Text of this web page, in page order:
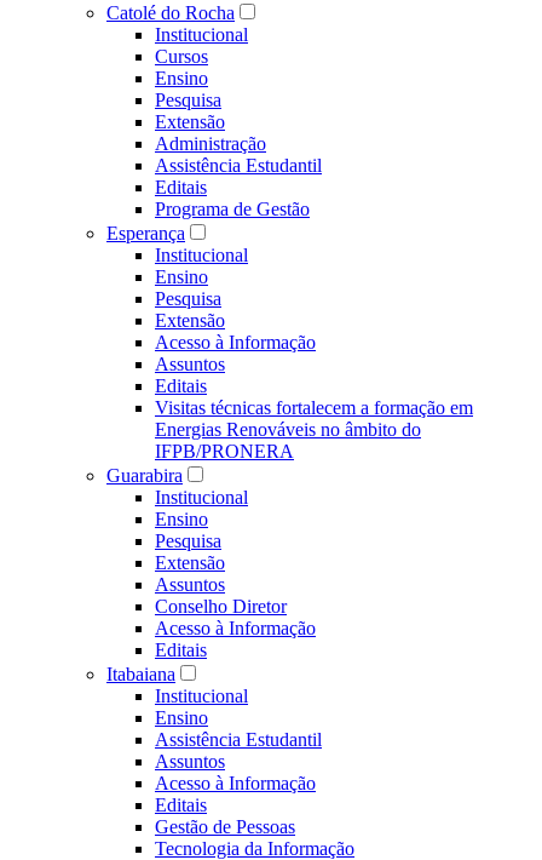
Catolé do Rocha
Institucional
Cursos
Ensino
Pesquisa
Extensão
Administração
Assistência Estudantil
Editais
Programa de Gestão
Esperança
Institucional
Ensino
Pesquisa
Extensão
Acesso à Informação
Assuntos
Editais
Visitas técnicas fortalecem a formação em
Energias Renováveis no âmbito do
IFPB/PRONERA
Guarabira
Institucional
Ensino
Pesquisa
Extensão
Assuntos
Conselho Diretor
Acesso à Informação
Editais
Itabaiana
Institucional
Ensino
Assistência Estudantil
Assuntos
Acesso à Informação
Editais
Gestão de Pessoas
Tecnologia da Informação